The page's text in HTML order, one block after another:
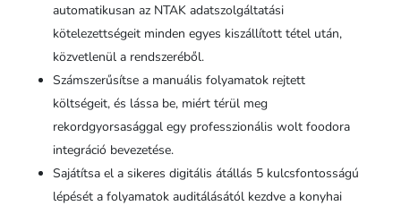
automatikusan az NTAK adatszolgáltatási
kötelezettségeit minden egyes kiszállított tétel után,
közvetlenül a rendszeréből.
Számszerűsítse a manuális folyamatok rejtett
költségeit, és lássa be, miért térül meg
rekordgyorsasággal egy professzionális wolt foodora
integráció bevezetése.
Sajátítsa el a sikeres digitális átállás 5 kulcsfontosságú
lépését a folyamatok auditálásától kezdve a konyhai